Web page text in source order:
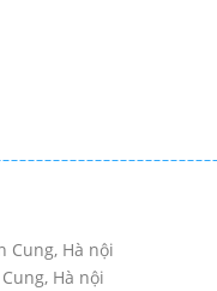
Cung, Hà nội
Hà nội